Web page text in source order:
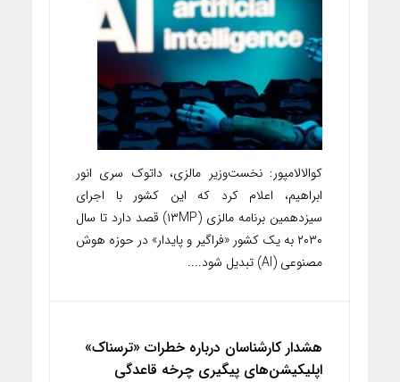
کوالالامپور: نخست‌وزیر مالزی، داتوک سری انور
ابراهیم، اعلام کرد که این کشور با اجرای
سیزدهمین برنامه مالزی (۱۳MP) قصد دارد تا سال
۲۰۳۰ به یک کشور «فراگیر و پایدار» در حوزه هوش
مصنوعی (AI) تبدیل شود....
هشدار کارشناسان درباره خطرات «ترسناک»
اپلیکیشن‌های پیگیری چرخه قاعدگی